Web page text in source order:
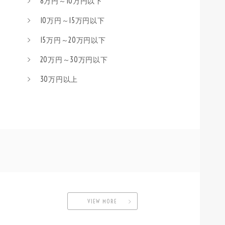
10万円～15万円以下
15万円～20万円以下
20万円～30万円以下
30万円以上
VIEW MORE